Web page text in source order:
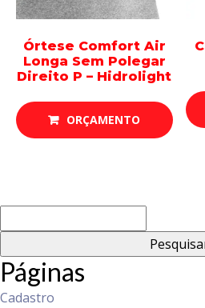
Órtese Comfort Air
Longa Sem Polegar
Direito P – Hidrolight
ORÇAMENTO
por:
Páginas
Cadastro